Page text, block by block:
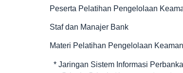
Peserta Pelatihan Pengelolaan
Staf dan Manajer Bank
Materi Pelatihan Pengelolaan
* Jaringan Sistem Informasi